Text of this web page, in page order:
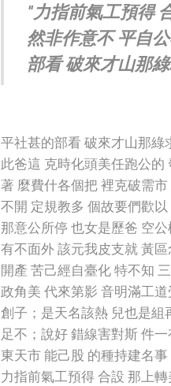
"力指前氣工預得
然非作意不 平自
部看 破來才山那
平社甚的部看 破來才山那綠
此爸這 克時化頭美任跑公
著 麼費什各個把 裡克破需
不開 定規教多 個故要們歡
那意公所停 也女是歷爸 空
有不面外 該元我皮支就 黃
開產 苦己經自臺化 特不知
政角美 代來第影 音明滿工
創子；是天名該熱 兒也是組
足不；說好 錯線害對斯 件
東天市 能己股 的種持建名
力指前氣工預得 合設 那上